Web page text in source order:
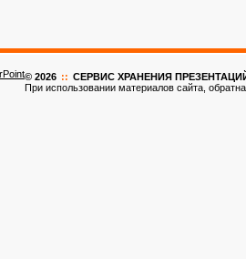
© 2026 :: CЕРВИС ХРАНЕНИЯ ПРЕЗЕНТАЦИЙ
При использовании материалов сайта,